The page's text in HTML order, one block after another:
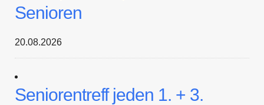
Senioren
20.08.2026
Seniorentreff jeden 1. + 3.